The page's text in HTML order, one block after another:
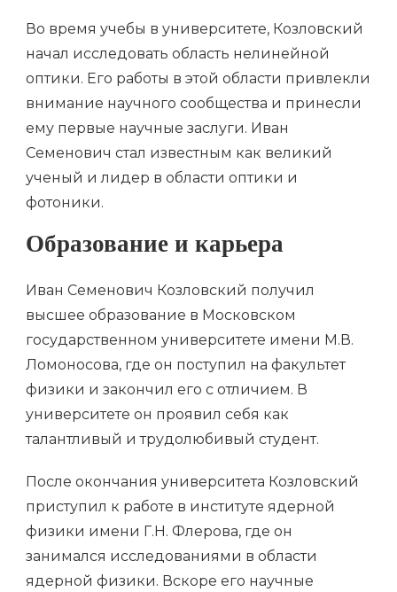
Во время учебы в университете, Козловский
начал исследовать область нелинейной
оптики. Его работы в этой области привлекли
внимание научного сообщества и принесли
ему первые научные заслуги. Иван
Семенович стал известным как великий
ученый и лидер в области оптики и
фотоники.
Образование и карьера
Иван Семенович Козловский получил
высшее образование в Московском
государственном университете имени М.В.
Ломоносова, где он поступил на факультет
физики и закончил его с отличием. В
университете он проявил себя как
талантливый и трудолюбивый студент.
После окончания университета Козловский
приступил к работе в институте ядерной
физики имени Г.Н. Флерова, где он
занимался исследованиями в области
ядерной физики. Вскоре его научные